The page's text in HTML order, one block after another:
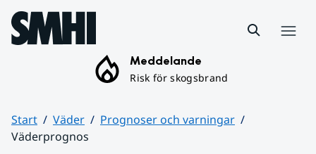
Hoppa till sidans innehåll
Meddelande
Risk för skogsbrand
Start Väder
Prognoser och varningar
Väderprognos